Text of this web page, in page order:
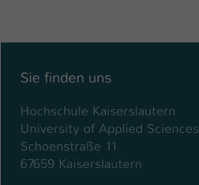
Sie finden uns
Hochschule Kaiserslautern
University of Applied Sciences
Schoenstraße 11
67659 Kaiserslautern